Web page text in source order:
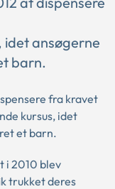
idet ansøgerne
barn.
fra kravet
kursus, idet
et barn.
i 2010 blev
trukket deres